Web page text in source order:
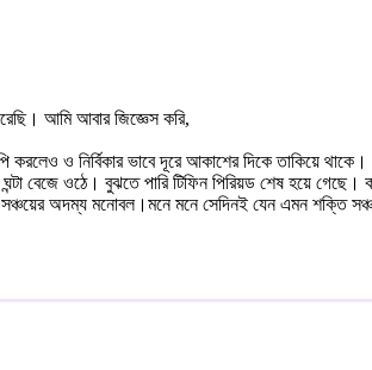
আমি আবার জিজ্ঞেস করি,
ও নির্বিকার ভাবে দূরে আকাশের দিকে তাকিয়ে
বেজে ওঠে। বুঝতে পারি টিফিন পিরিয়ড শেষ হয়ে
অদম্য মনোবল।মনে মনে সেদিনই যেন এমন শক্তি